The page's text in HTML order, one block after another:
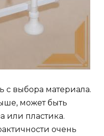
с выбора материала.
может быть
или пластика.
очень